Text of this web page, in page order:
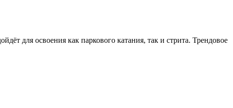
для освоения как паркового катания, так и стрита. Трендовое